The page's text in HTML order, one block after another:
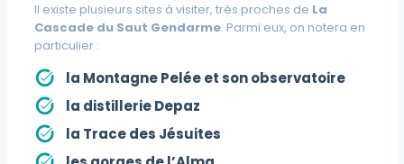
Il existe plusieurs sites à visiter, très proches de La
Cascade du Saut Gendarme. Parmi eux, on notera en
particulier :
la Montagne Pelée et son observatoire
la distillerie Depaz
la Trace des Jésuites